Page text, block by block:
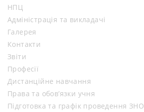
НПЦ
Адміністрація та викладачі
Галерея
Контакти
Звіти
Професії
Дистанційне навчання
Права та обов’язки учня
Підготовка та графік проведення ЗНО